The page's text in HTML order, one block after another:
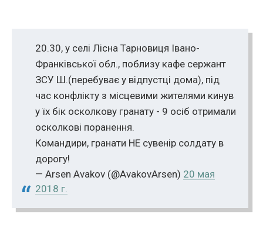
20.30, у селі Лісна Тарновиця Івано-
Франківської обл., поблизу кафе сержант
ЗСУ Ш.(перебуває у відпустці дома), під
час конфлікту з місцевими жителями кинув
у їх бік осколкову гранату - 9 осіб отримали
осколкові поранення.
Командири, гранати НЕ сувенір солдату в
дорогу!
— Arsen Avakov (@AvakovArsen) 20 мая
2018 г.